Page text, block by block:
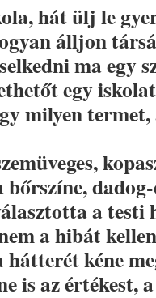
hát ülj le
álljon
ma egy
egy
milyen
bőrszíne,
a
a hibát
kéne
is az értékest,